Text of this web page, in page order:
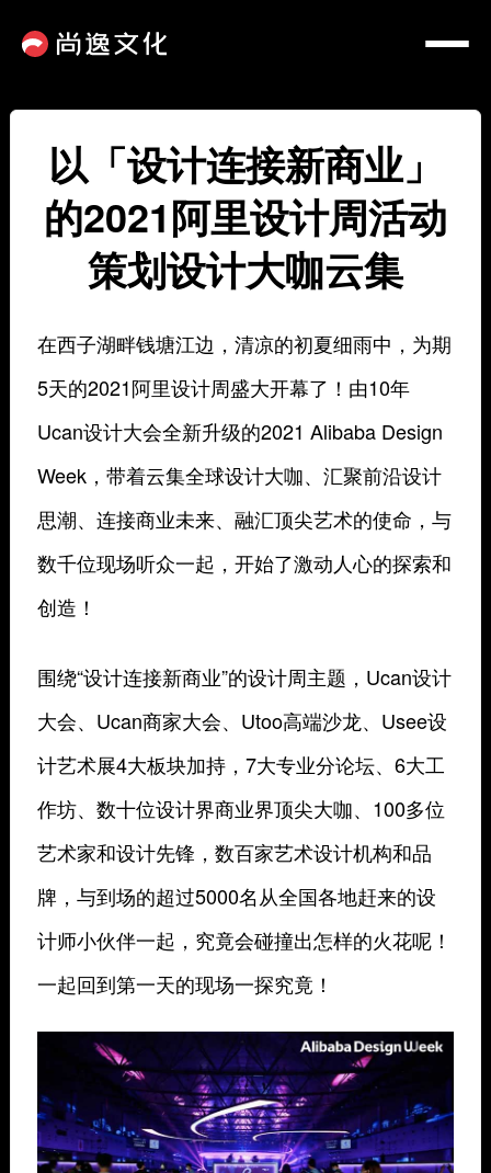
以「设计连接新商业」
的2021阿里设计周活动
策划设计大咖云集
在西子湖畔钱塘江边，清凉的初夏细雨中，为期
5天的2021阿里设计周盛大开幕了！由10年
Ucan设计大会全新升级的2021 Alibaba Design
Week，带着云集全球设计大咖、汇聚前沿设计
思潮、连接商业未来、融汇顶尖艺术的使命，与
数千位现场听众一起，开始了激动人心的探索和
创造！
围绕“设计连接新商业”的设计周主题，Ucan设计
大会、Ucan商家大会、Utoo高端沙龙、Usee设
计艺术展4大板块加持，7大专业分论坛、6大工
作坊、数十位设计界商业界顶尖大咖、100多位
艺术家和设计先锋，数百家艺术设计机构和品
牌，与到场的超过5000名从全国各地赶来的设
计师小伙伴一起，究竟会碰撞出怎样的火花呢！
一起回到第一天的现场一探究竟！